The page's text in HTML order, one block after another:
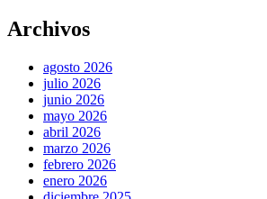
Archivos
agosto 2026
julio 2026
junio 2026
mayo 2026
abril 2026
marzo 2026
febrero 2026
enero 2026